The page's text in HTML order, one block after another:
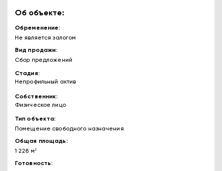
Об объекте:
Обременение
Не является залогом
Вид продажи
Сбор предложений
Стадия
Непрофильный актив
Собственник
Физическое лицо
Тип объекта
Помещение свободного назначения
Общая площадь
1 228 м²
Готовность